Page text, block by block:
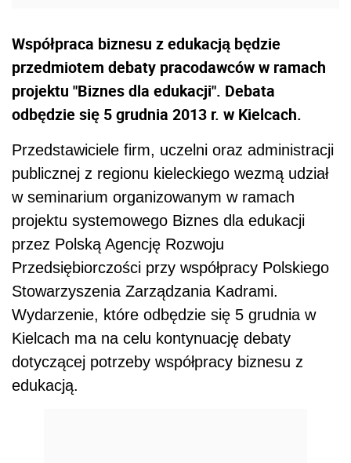
Współpraca biznesu z edukacją będzie
przedmiotem debaty pracodawców w ramach
projektu "Biznes dla edukacji". Debata
odbędzie się 5 grudnia 2013 r. w Kielcach.
Przedstawiciele firm, uczelni oraz administracji
publicznej z regionu kieleckiego wezmą udział
w seminarium organizowanym w ramach
projektu systemowego Biznes dla edukacji
przez Polską Agencję Rozwoju
Przedsiębiorczości przy współpracy Polskiego
Stowarzyszenia Zarządzania Kadrami.
Wydarzenie, które odbędzie się 5 grudnia w
Kielcach ma na celu kontynuację debaty
dotyczącej potrzeby współpracy biznesu z
edukacją.